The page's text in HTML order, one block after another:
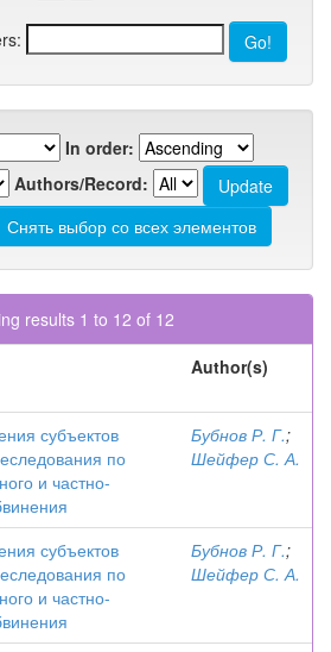
In order:
Authors/Record:
results 1 to 12 of 12
Author(s)
субъектов
по
и частно-
Бубнов Р. Г.;
Шейфер С. А.
субъектов
по
и частно-
Бубнов Р. Г.;
Шейфер С. А.